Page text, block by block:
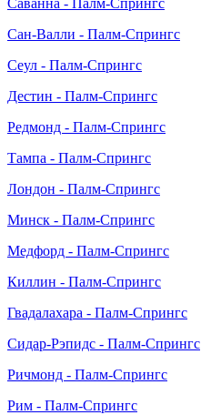
Саванна - Палм-Спрингс
Сан-Валли - Палм-Спрингс
Сеул - Палм-Спрингс
Дестин - Палм-Спрингс
Редмонд - Палм-Спрингс
Тампа - Палм-Спрингс
Лондон - Палм-Спрингс
Минск - Палм-Спрингс
Медфорд - Палм-Спрингс
Киллин - Палм-Спрингс
Гвадалахара - Палм-Спрингс
Сидар-Рэпидс - Палм-Спрингс
Ричмонд - Палм-Спрингс
Рим - Палм-Спрингс